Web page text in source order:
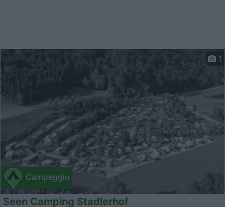
Campeggio
1
Seen Camping Stadlerhof